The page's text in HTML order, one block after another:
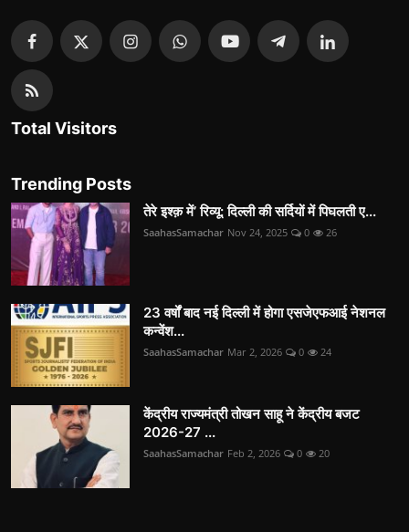
Total Visitors
Trending Posts
तेरे इश्क़ में’ रिव्यू: दिल्ली की सर्दियों में पिघलती ए...
SaahasSamachar Nov 24, 2025 0 26
23 वर्षों बाद नई दिल्ली में होगा एसजेएफआई नेशनल
कन्वेंश...
SaahasSamachar Mar 2, 2026 0 24
केंद्रीय राज्यमंत्री तोखन साहू ने केंद्रीय बजट
2026-27 ...
SaahasSamachar Feb 2, 2026 0 20